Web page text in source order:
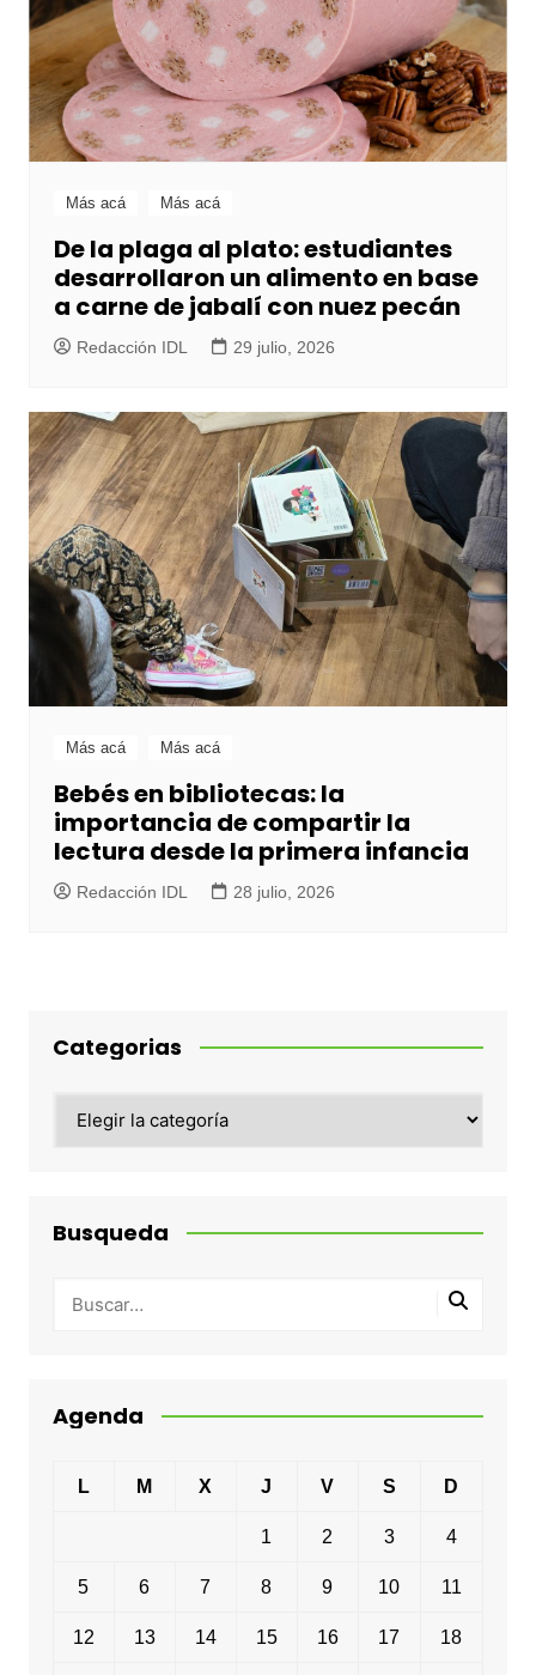
Más acá Más acá
De la plaga al plato: estudiantes
desarrollaron un alimento en base
a carne de jabalí con nuez pecán
Redacción IDL 29 julio, 2026
Más acá Más acá
Bebés en bibliotecas: la
importancia de compartir la
lectura desde la primera infancia
Redacción IDL 28 julio, 2026
Categorias
Busqueda
Agenda
L M X J V S D
1 2 3 4
5 6 7 8 9 10 11
12 13 14 15 16 17 18